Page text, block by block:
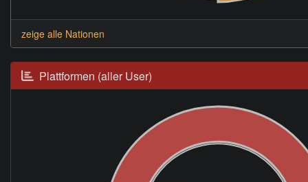
zeige alle Nationen
Plattformen (aller User)